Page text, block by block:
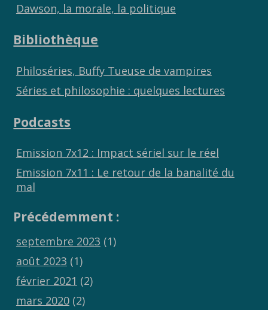
Dawson, la morale, la politique
Bibliothèque
Philoséries, Buffy Tueuse de vampires
Séries et philosophie : quelques lectures
Podcasts
Emission 7x12 : Impact sériel sur le réel
Emission 7x11 : Le retour de la banalité du
mal
Précédemment :
septembre 2023 (1)
août 2023 (1)
février 2021 (2)
mars 2020(2)